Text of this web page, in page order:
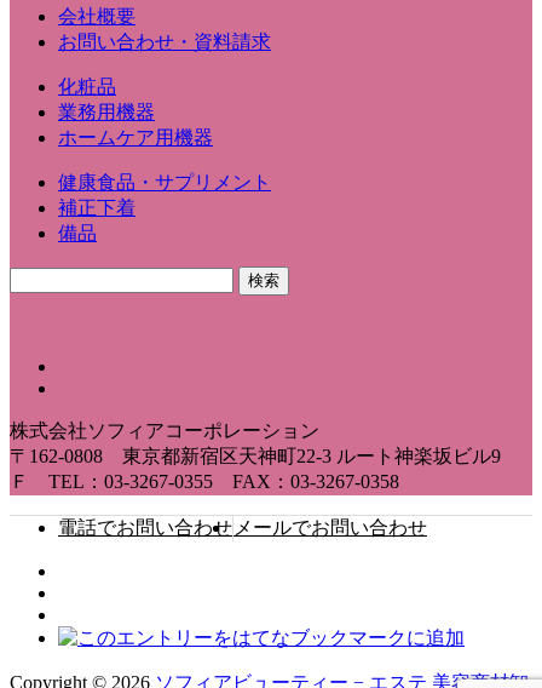
会社概要
お問い合わせ・資料請求
化粧品
業務用機器
ホームケア用機器
健康食品・サプリメント
補正下着
備品
株式会社ソフィアコーポレーション
〒162-0808 東京都新宿区天神町22-3 ルート神楽坂ビル9
Ｆ TEL：03-3267-0355 FAX：03-3267-0358
電話でお問い合わせ メールでお問い合わせ
Copyright © 2026 ソフィアビューティー − エステ 美容商材卸